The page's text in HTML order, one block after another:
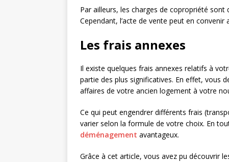
Par ailleurs, les charges de copropriété sont
Cependant, l’acte de vente peut en convenir
Les frais annexes
Il existe quelques frais annexes relatifs à
partie des plus significatives. En effet, vous
affaires de votre ancien logement à votre
Ce qui peut engendrer différents frais
varier selon la formule de votre choix. En
déménagement avantageux.
Grâce à cet article, vous avez pu découvrir